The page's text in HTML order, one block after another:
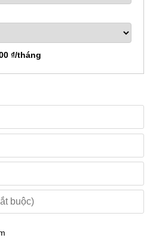
₫/tháng